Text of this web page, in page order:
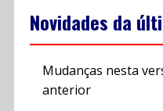
Novidades da
Mudanças nesta
anterior